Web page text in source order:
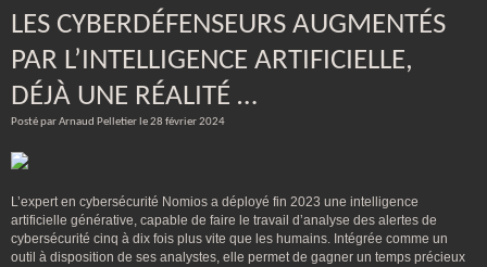
LES CYBERDÉFENSEURS AUGMENTÉS
PAR L’INTELLIGENCE ARTIFICIELLE,
DÉJÀ UNE RÉALITÉ …
Posté par Arnaud Pelletier le 28 février 2024
L’expert en cybersécurité Nomios a déployé fin 2023 une intelligence
artificielle générative, capable de faire le travail d’analyse des alertes de
cybersécurité cinq à dix fois plus vite que les humains. Intégrée comme un
outil à disposition de ses analystes, elle permet de gagner un temps précieux